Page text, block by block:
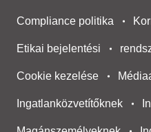
Compliance politika
Etikai bejelentési
Cookie kezelése
Ingatlanközvetítőknek